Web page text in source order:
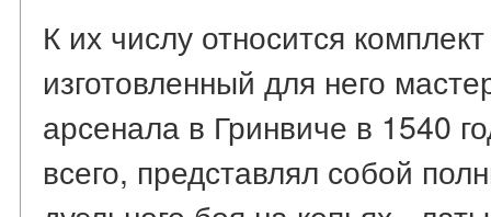
К их числу относится
изготовленный для него
арсенала в Гринвиче в 1540
всего, представлял собой